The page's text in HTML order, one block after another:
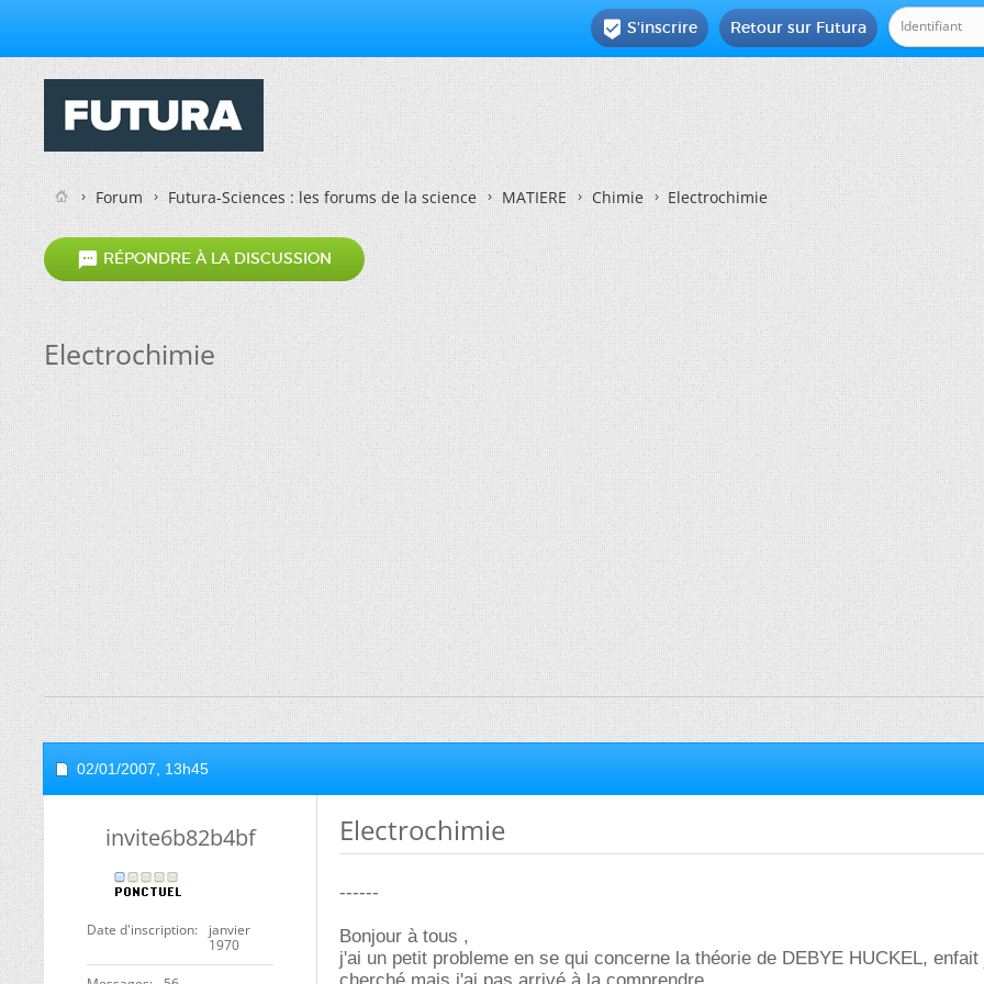
Retour sur Futura
 S'inscrire
Forum Futura-Sciences : les forums de la science MATIERE Chimie Electrochimie
 RÉPONDRE À LA DISCUSSION
Electrochimie
02/01/2007, 13h45
invite6b82b4bf
Date d'inscription
janvier
1970
Electrochimie
------
Bonjour à tous ,
j'ai un petit probleme en se qui concerne la théorie de DEBYE HUCKEL, enfait